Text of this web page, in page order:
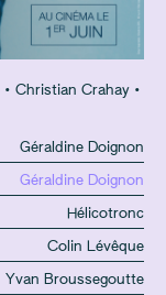
• Christian Crahay •
Géraldine Doignon
Géraldine Doignon
Hélicotronc
Colin Lévêque
Yvan Broussegoutte